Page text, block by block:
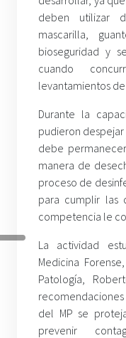
deben utilizar
mascarilla,
bioseguridad y
cuando
levantamientos
Durante la
pudieron
debe
manera de
proceso de
para cumplir las
competencia le
La actividad
Medicina
Patología,
del MP se
prevenir